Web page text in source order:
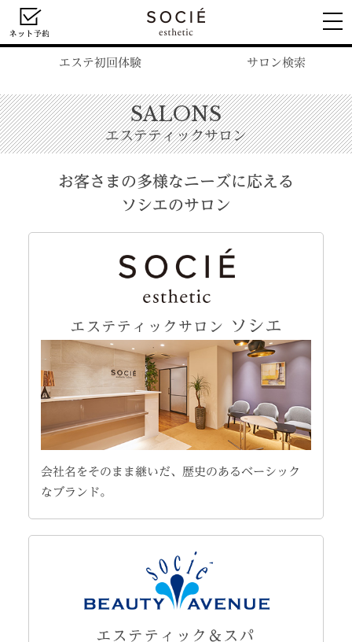
エステ初回体験 サロン検索
SALONS
エステティックサロン
お客さまの多様なニーズに応える
ソシエのサロン
会社名をそのまま継いだ、歴史のあるベーシック
なブランド。